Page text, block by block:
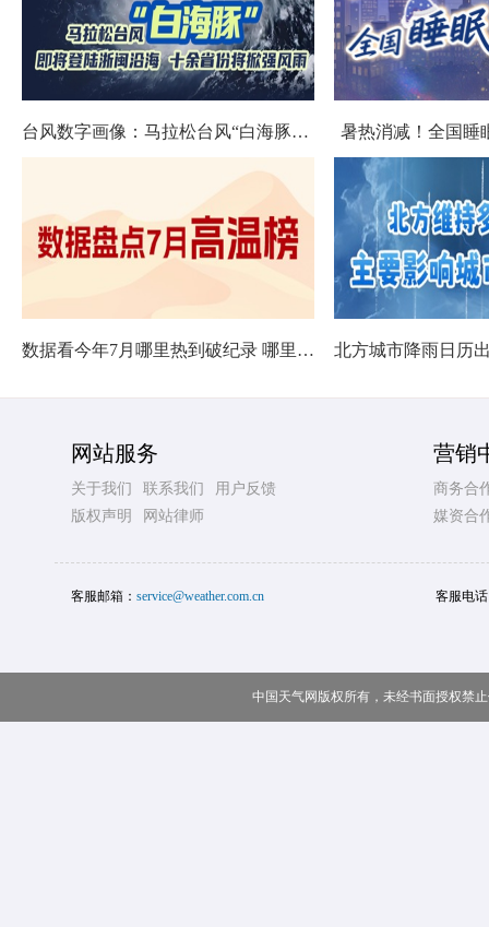
台风数字画像：马拉松台风“白海豚”将影响十余省份 暑热消减！全国睡
数据看今年7月哪里热到破纪录 哪里暑热连轴转
网站服务
关于我们 联系我们
用户反馈
版权声明
网站律师
营销
商务合
媒资合
客服邮箱： service@weather.com.cn 客服电
中国天气网版权所有，未经书面授权